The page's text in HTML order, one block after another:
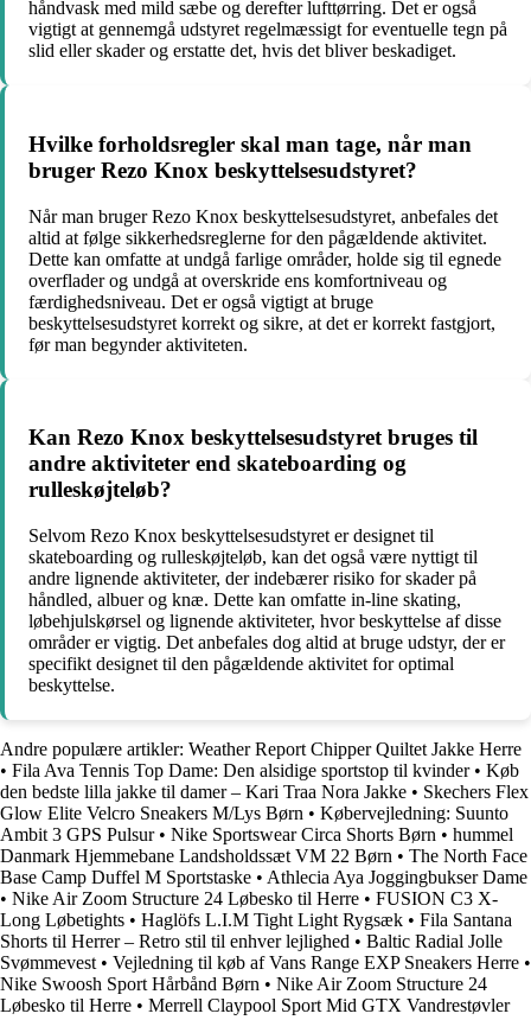
håndvask med mild sæbe og derefter lufttørring. Det er også
vigtigt at gennemgå udstyret regelmæssigt for eventuelle tegn på
slid eller skader og erstatte det, hvis det bliver beskadiget.
Hvilke forholdsregler skal man tage, når man
bruger Rezo Knox beskyttelsesudstyret?
Når man bruger Rezo Knox beskyttelsesudstyret, anbefales det
altid at følge sikkerhedsreglerne for den pågældende aktivitet.
Dette kan omfatte at undgå farlige områder, holde sig til egnede
overflader og undgå at overskride ens komfortniveau og
færdighedsniveau. Det er også vigtigt at bruge
beskyttelsesudstyret korrekt og sikre, at det er korrekt fastgjort,
før man begynder aktiviteten.
Kan Rezo Knox beskyttelsesudstyret bruges til
andre aktiviteter end skateboarding og
rulleskøjteløb?
Selvom Rezo Knox beskyttelsesudstyret er designet til
skateboarding og rulleskøjteløb, kan det også være nyttigt til
andre lignende aktiviteter, der indebærer risiko for skader på
håndled, albuer og knæ. Dette kan omfatte in-line skating,
løbehjulskørsel og lignende aktiviteter, hvor beskyttelse af disse
områder er vigtig. Det anbefales dog altid at bruge udstyr, der er
specifikt designet til den pågældende aktivitet for optimal
beskyttelse.
Andre populære artikler: Weather Report Chipper Quiltet Jakke Herre
• Fila Ava Tennis Top Dame: Den alsidige sportstop til kvinder• Køb
den bedste lilla jakke til damer – Kari Traa Nora Jakke • Skechers Flex
Glow Elite Velcro Sneakers M/Lys Børn • Købervejledning: Suunto
Ambit 3 GPS Pulsur• Nike Sportswear Circa Shorts Børn • hummel
Danmark Hjemmebane Landsholdssæt VM 22 Børn • The North Face
Base Camp Duffel M Sportstaske • Athlecia Aya Joggingbukser Dame
• Nike Air Zoom Structure 24 Løbesko til Herre • FUSION C3 X-
Long Løbetights • Haglöfs L.I.M Tight Light Rygsæk • Fila Santana
Shorts til Herrer – Retro stil til enhver lejlighed • Baltic Radial Jolle
Svømmevest • Vejledning til køb af Vans Range EXP Sneakers Herre •
Nike Swoosh Sport Hårbånd Børn • Nike Air Zoom Structure 24
Løbesko til Herre • Merrell Claypool Sport Mid GTX Vandrestøvler